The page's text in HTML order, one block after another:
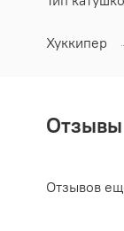
Хуккипер
Отзывы
Отзывов